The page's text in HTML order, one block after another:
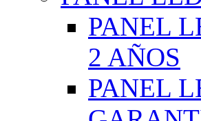
PANEL
2 AÑOS
PANEL